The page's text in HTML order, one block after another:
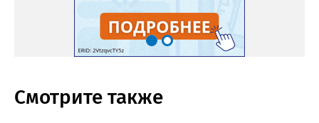
Смотрите также